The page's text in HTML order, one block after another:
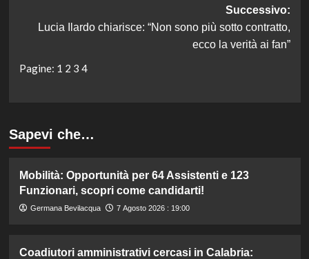
Successivo:
Lucia Ilardo chiarisce: “Non sono più sotto contratto,
ecco la verità ai fan”
Pagine: 1 2 3 4
Sapevi che…
Mobilità: Opportunità per 64 Assistenti e 123
Funzionari, scopri come candidarti!
Germana Bevilacqua 7 Agosto 2026 : 19:00
Coadiutori amministrativi cercasi in Calabria: